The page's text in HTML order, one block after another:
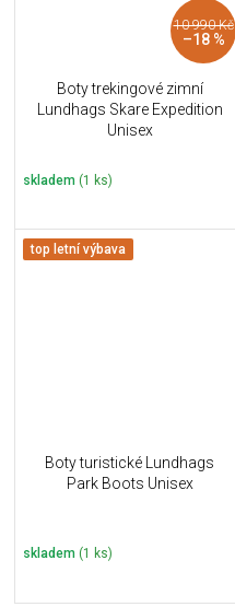
10 990 Kč
–18 %
Boty trekingové zimní
Lundhags Skare Expedition
Unisex
skladem (1 ks)
top letní výbava
Boty turistické Lundhags
Park Boots Unisex
skladem (1 ks)